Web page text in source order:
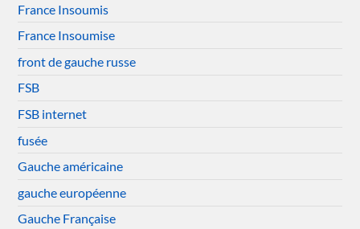
France Insoumis
France Insoumise
front de gauche russe
FSB
FSB internet
fusée
Gauche américaine
gauche européenne
Gauche Française